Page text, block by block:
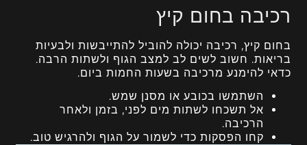
רכיבה בחום קיץ
בחום קיץ, רכיבה יכולה להוביל להתייבשות ולבעיות
בריאות. חשוב לשים לב למצב הגוף ולשתות הרבה.
כדאי להימנע מרכיבה בשעות החמות ביום.
השתמשו בכובע או מסנן שמש.
אל תשכחו לשתות מים לפני, בזמן ולאחר
הרכיבה.
קחו הפסקות כדי לשמור על הגוף ולהרגיש טוב.